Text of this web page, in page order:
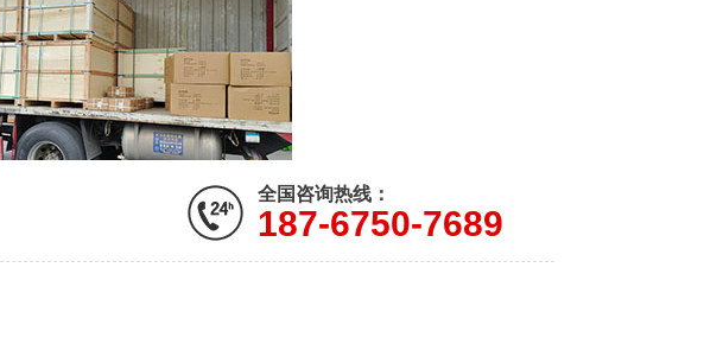
全国咨询热线：
187-6750-7689